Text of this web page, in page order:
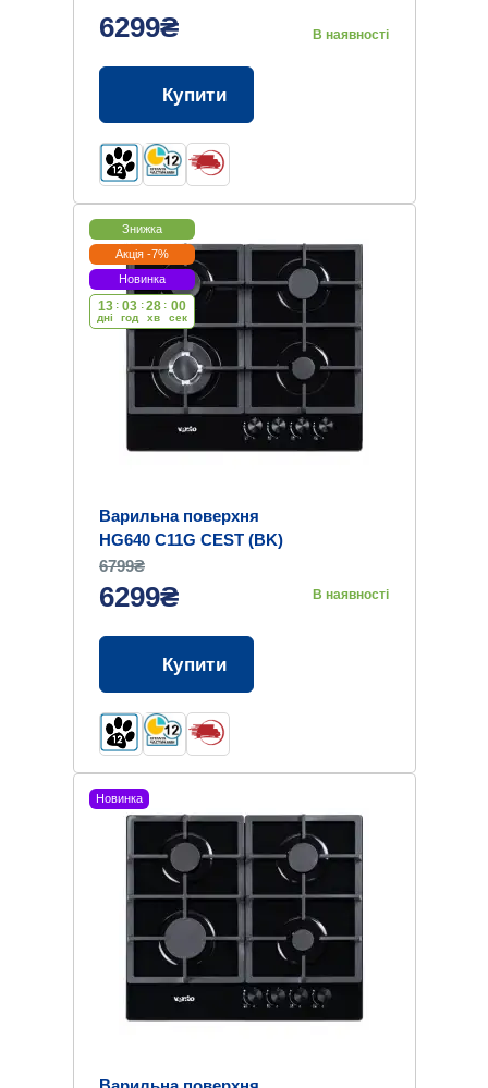
6299₴ В наявності
Купити
Знижка
Акція -7%
Новинка
13
дні
: 03
год
:28
хв
: 00
cек
Варильна поверхня
HG640 C11G CEST (BK)
6799₴
6299₴ В наявності
Купити
Новинка